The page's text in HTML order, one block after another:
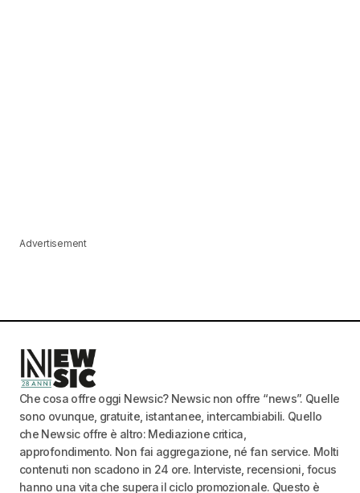
Advertisement
Che cosa offre oggi Newsic? Newsic non offre “news”. Quelle
sono ovunque, gratuite, istantanee, intercambiabili. Quello
che Newsic offre è altro: Mediazione critica,
approfondimento. Non fai aggregazione, né fan service. Molti
contenuti non scadono in 24 ore. Interviste, recensioni, focus
hanno una vita che supera il ciclo promozionale. Questo è